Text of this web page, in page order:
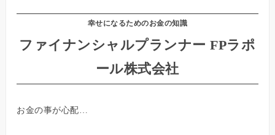
幸せになるためのお金の知識
ファイナンシャルプランナー FPラポ
ール株式会社
お金の事が心配…